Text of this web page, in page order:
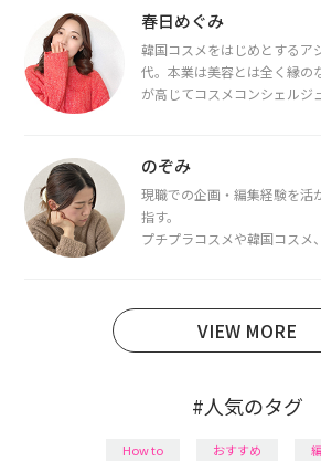
春日めぐみ
韓国コスメをはじめとするア
代。本業は美容とは全く縁の
が高じてコスメコンシェルジ
断・骨格診断によるイメージ
のぞみ
現職での企画・編集経験を活
指す。
プチプラコスメや韓国コスメ
日本化粧品検定1級保有。
VIEW MORE
#人気のタグ
How to おすすめ